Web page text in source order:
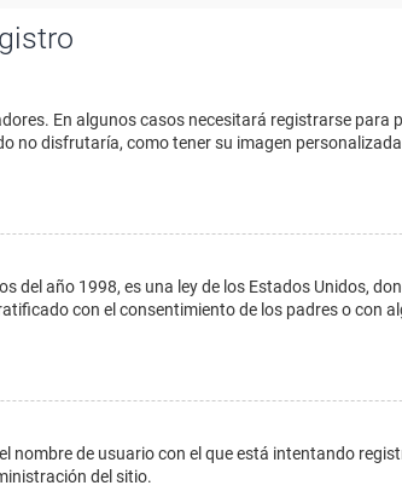
En algunos casos necesitará registrarse
no disfrutaría, como tener su imagen
del año 1998, es una ley de los Estados Unidos,
con el consentimiento de los padres o con
nombre de usuario con el que está intentando
del sitio.